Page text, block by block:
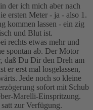
der ich mich aber nach
ersten Meter - ja - also 1.
kommen lassen - ein zig
und Blut ist.
rechts etwas mehr und
spontan ab. Der Motor
daß Du Dir den Dreh am
er erst mal losgelassen,
Jede noch so kleine
sofort mit Schub
Marelli-Einspritzung.
zur Verfügung.